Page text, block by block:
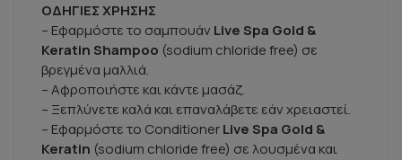
ΟΔΗΓΙΕΣ ΧΡΗΣΗΣ
– Εφαρμόστε το σαμπουάν Live Spa Gold &
Keratin Shampoo (sodium chloride free) σε
βρεγμένα μαλλιά.
– Αφροποιήστε και κάντε μασάζ.
– Ξεπλύνετε καλά και επαναλάβετε εάν χρειαστεί.
– Εφαρμόστε το ConditionerLive Spa Gold &
Keratin (sodium chloride free) σε λουσμένα και